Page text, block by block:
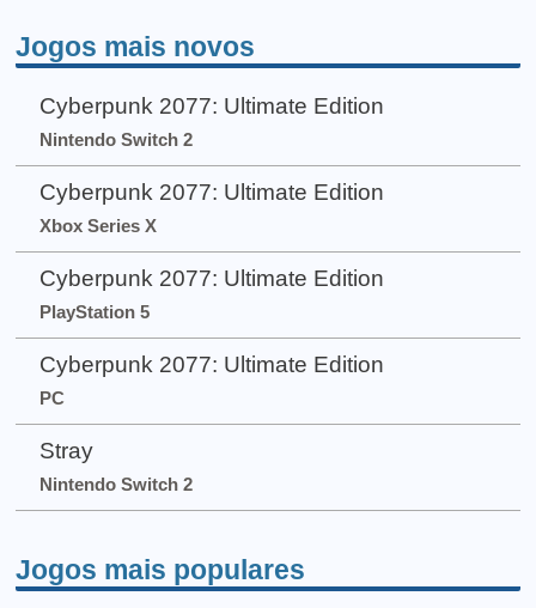
Jogos mais novos
Cyberpunk 2077: Ultimate Edition
Nintendo Switch 2
Cyberpunk 2077: Ultimate Edition
Xbox Series X
Cyberpunk 2077: Ultimate Edition
PlayStation 5
Cyberpunk 2077: Ultimate Edition
PC
Stray
Nintendo Switch 2
Jogos mais populares